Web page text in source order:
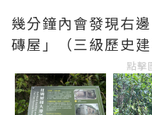
幾分鐘內會發現右
磚屋」（三級歷史建
點擊